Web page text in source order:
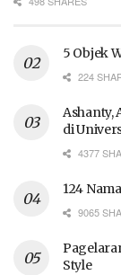
5 Objek
224
Ashanty,
di
4377
124
9065
Style